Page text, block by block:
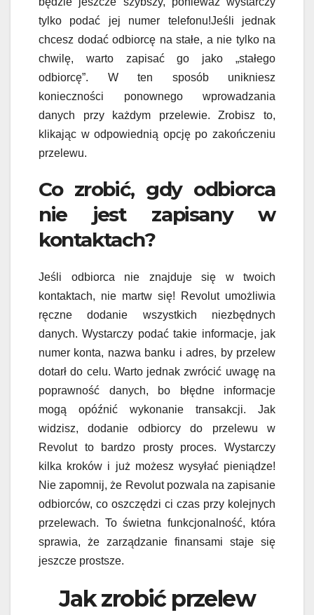
tylko podać jej numer telefonu!Jeśli jednak
chcesz dodać odbiorcę na stałe, a nie tylko na
chwilę, warto zapisać go jako „stałego
odbiorcę”. W ten sposób unikniesz
konieczności ponownego wprowadzania
danych przy każdym przelewie. Zrobisz to,
klikając w odpowiednią opcję po zakończeniu
przelewu.
Co zrobić, gdy odbiorca
nie jest zapisany w
kontaktach?
Jeśli odbiorca nie znajduje się w twoich
kontaktach, nie martw się! Revolut umożliwia
ręczne dodanie wszystkich niezbędnych
danych. Wystarczy podać takie informacje, jak
numer konta, nazwa banku i adres, by przelew
dotarł do celu. Warto jednak zwrócić uwagę na
poprawność danych, bo błędne informacje
mogą opóźnić wykonanie transakcji. Jak
widzisz, dodanie odbiorcy do przelewu w
Revolut to bardzo prosty proces. Wystarczy
kilka kroków i już możesz wysyłać pieniądze!
Nie zapomnij, że Revolut pozwala na zapisanie
odbiorców, co oszczędzi ci czas przy kolejnych
przelewach. To świetna funkcjonalność, która
sprawia, że zarządzanie finansami staje się
jeszcze prostsze.
Jak zrobić przelew